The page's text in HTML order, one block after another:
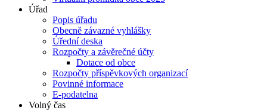
Úřad
Popis úřadu
Obecně závazné vyhlášky
Úřední deska
Rozpočty a závěrečné účty
Dotace od obce
Rozpočty příspěvkových organizací
Povinné informace
E-podatelna
Volný čas